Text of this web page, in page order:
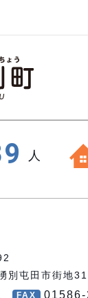
人
別屯田市街地
FAX 01586-